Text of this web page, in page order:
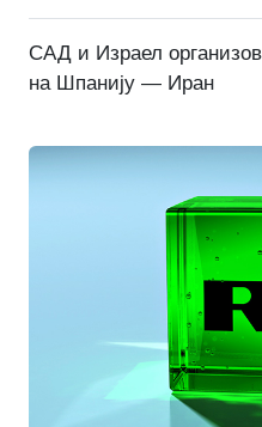
САД и Израел
на Шпанију — Иран